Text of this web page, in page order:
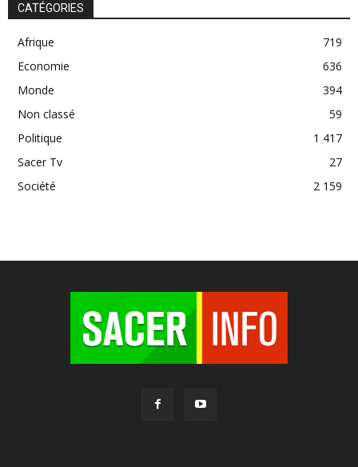
CATÉGORIES
Afrique
719
Economie
636
Monde
394
Non classé
59
Politique
1 417
Sacer Tv
27
Société
2 159